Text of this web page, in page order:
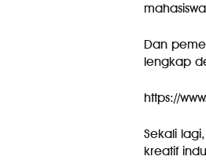
Dan
lengkap
https://
Sekali
kreatif